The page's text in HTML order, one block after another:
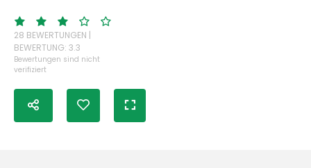
28 BEWERTUNGEN |
BEWERTUNG: 3.3
Bewertungen sind nicht
verifiziert